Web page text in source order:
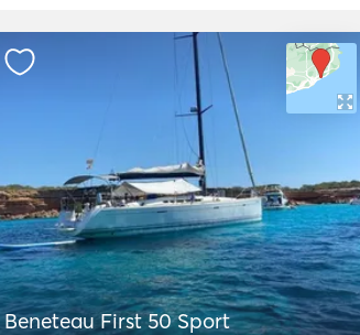
Beneteau First 50 Sport